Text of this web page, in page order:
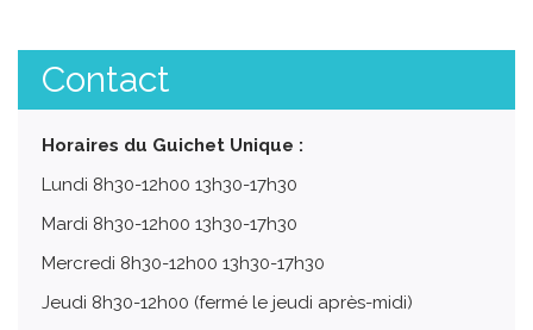
Contact
Horaires du Guichet Unique :
Lundi 8h30-12h00 13h30-17h30
Mardi 8h30-12h00 13h30-17h30
Mercredi 8h30-12h00 13h30-17h30
Jeudi 8h30-12h00 (fermé le jeudi après-midi)